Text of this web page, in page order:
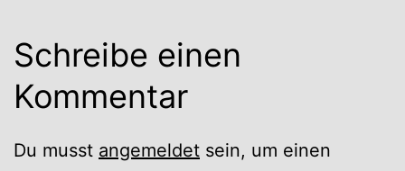
Schreibe einen
Kommentar
Du musst angemeldet sein, um einen